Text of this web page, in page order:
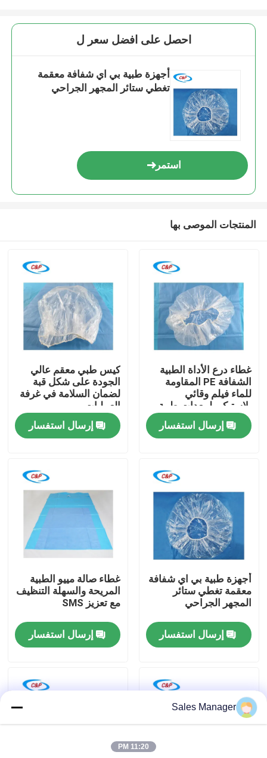
المنزل
برنامج VR
حولنا
جولة في المصنع
مراقبة الجودة
أخبار
احصل على افضل سعر ل
أجهزة طبية بي اي شفافة معقمة
تغطي ستائر المجهر الجراحي
استمر
المنتجات الموصى بها
غطاء درع الأداة الطبية
الشفافة PE المقاومة
للماء فيلم وقائي
بلاستيكي لمعدات طبية
إرسال استفسار
كيس طبي معقم عالي
الجودة على شكل قبة
لضمان السلامة في غرفة
العمليات
إرسال استفسار
أجهزة طبية بي اي شفافة
معقمة تغطي ستائر
المجهر الجراحي
إرسال استفسار
غطاء صالة مييو الطبية
المريحة والسهلة التنظيف
مع تعزيز SMS
إرسال استفسار
Sales Manager
11:20 PM